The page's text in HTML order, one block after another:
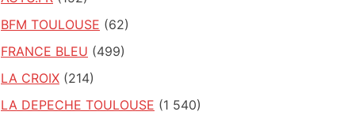
BFM TOULOUSE (62)
FRANCE BLEU (499)
LA CROIX (214)
LA DEPECHE TOULOUSE (1 540)